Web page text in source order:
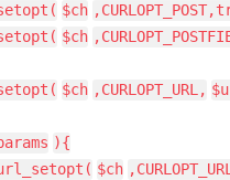
$ch
$ch
$ch ,CURLOPT_URL,
){
$ch